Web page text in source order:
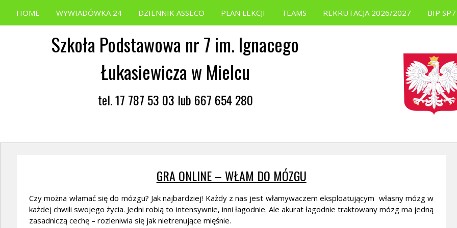
HOME WYWIADÓWKA 24 DZIENNIK ASSECO PLAN LEKCJI TEAMS REKRUTACJA 2026/2027 BIP SP7
Szkoła Podstawowa nr 7 im. Ignacego
Łukasiewicza w Mielcu
tel. 17 787 53 03 lub 667 654 280
GRA ONLINE – WŁAM DO MÓZGU
Czy można włamać się do mózgu? Jak najbardziej! Każdy z nas jest włamywaczem eksploatującym własny mózg w
każdej chwili swojego życia. Jedni robią to intensywnie, inni łagodnie. Ale akurat łagodnie traktowany mózg ma jedną
zasadniczą cechę – rozleniwia się jak nietrenujące mięśnie.